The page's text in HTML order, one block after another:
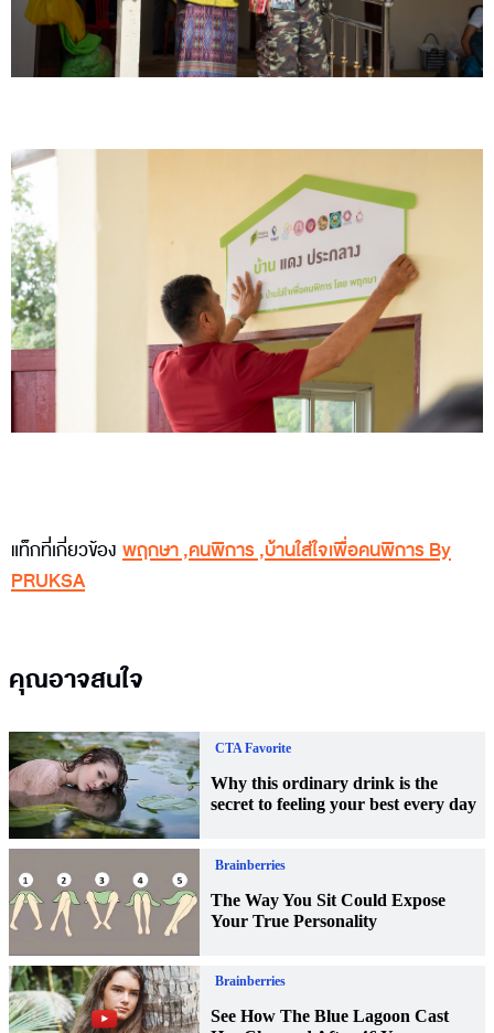
แท็กที่เกี่ยวข้อง พฤกษา,คนพิการ,บ้านใส่ใจเพื่อคนพิการ By
PRUKSA
คุณอาจสนใจ